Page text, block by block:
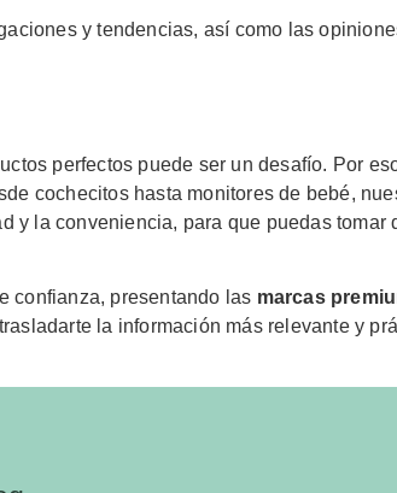
y tendencias, así como las
perfectos puede ser un desafío. Por
cochecitos hasta monitores de bebé,
y la conveniencia, para que puedas tomar
confianza, presentando las marcas
la información más relevante y